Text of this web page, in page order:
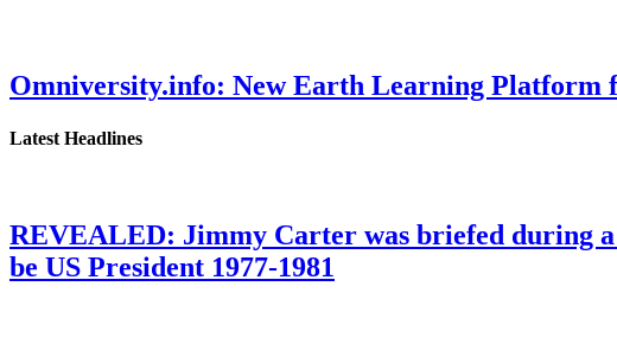
Omniversity.info: New Earth Learning
Latest Headlines
REVEALED: Jimmy Carter was briefed during
be US President 1977-1981